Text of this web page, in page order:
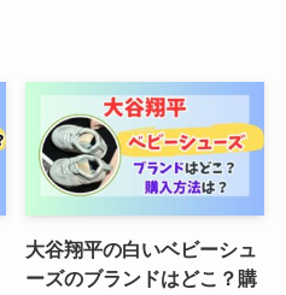
大谷翔平の白いベビーシュ
ーズのブランドはどこ？購